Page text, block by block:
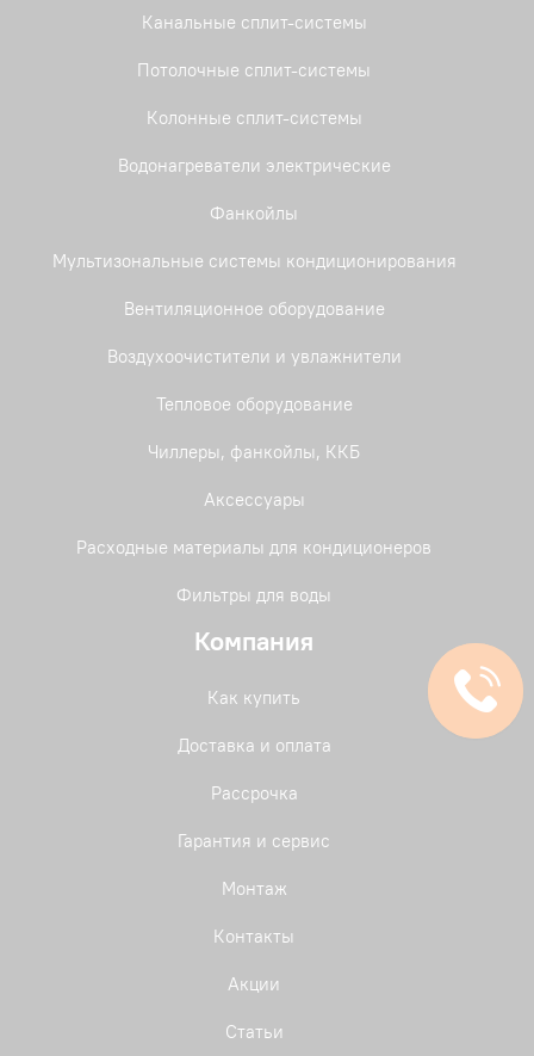
Канальные сплит-системы
Потолочные сплит-системы
Колонные сплит-системы
Водонагреватели электрические
Фанкойлы
Мультизональные системы кондиционирования
Вентиляционное оборудование
Воздухоочистители и увлажнители
Тепловое оборудование
Чиллеры, фанкойлы, ККБ
Аксессуары
Расходные материалы для кондиционеров
Фильтры для воды
Компания
Как купить
Доставка и оплата
Рассрочка
Гарантия и сервис
Монтаж
Контакты
Акции
Статьи